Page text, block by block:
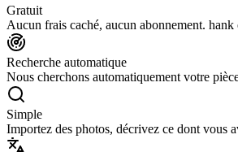
Gratuit
Aucun frais caché, aucun abonnement.
Recherche automatique
Nous cherchons automatiquement votre
Simple
Importez des photos, décrivez ce dont vous